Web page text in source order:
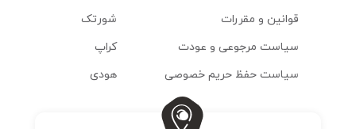
قوانین و مقررات
سیاست مرجوعی و عودت
سیاست حفظ حریم خصوصی
شورتک
کراپ
هودی